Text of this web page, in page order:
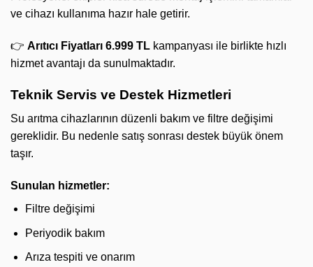
ve cihazı kullanıma hazır hale getirir.
👉 Arıtıcı Fiyatları 6.999 TL kampanyası ile birlikte hızlı
hizmet avantajı da sunulmaktadır.
Teknik Servis ve Destek Hizmetleri
Su arıtma cihazlarının düzenli bakım ve filtre değişimi
gereklidir. Bu nedenle satış sonrası destek büyük önem
taşır.
Sunulan hizmetler:
Filtre değişimi
Periyodik bakım
Arıza tespiti ve onarım